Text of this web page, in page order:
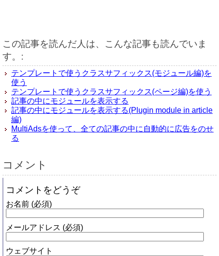
この記事を読んだ人は、こんな記事も読んでいま
す。:
テンプレートで使うクラスサフィックス(モジュール編)を
使う
テンプレートで使うクラスサフィックス(ページ編)を使う
記事の中にモジュールを表示する
記事の中にモジュールを表示する(Plugin module in article
編)
MultiAdsを使って、全ての記事の中に自動的に広告をのせ
る
コメント
コメントをどうぞ
お名前 (必須)
メールアドレス (必須)
ウェブサイト